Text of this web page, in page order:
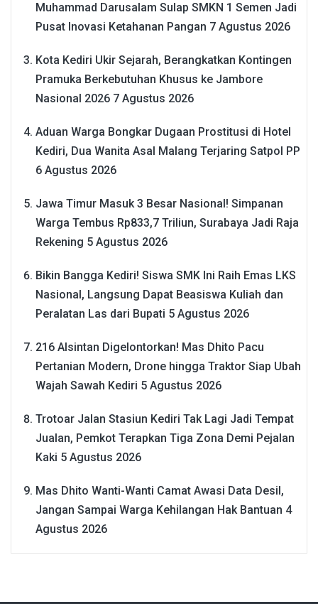
Muhammad Darusalam Sulap SMKN 1 Semen Jadi
Pusat Inovasi Ketahanan Pangan 7 Agustus 2026
Kota Kediri Ukir Sejarah, Berangkatkan Kontingen
Pramuka Berkebutuhan Khusus ke Jambore
Nasional 2026 7 Agustus 2026
Aduan Warga Bongkar Dugaan Prostitusi di Hotel
Kediri, Dua Wanita Asal Malang Terjaring Satpol PP
6 Agustus 2026
Jawa Timur Masuk 3 Besar Nasional! Simpanan
Warga Tembus Rp833,7 Triliun, Surabaya Jadi Raja
Rekening 5 Agustus 2026
Bikin Bangga Kediri! Siswa SMK Ini Raih Emas LKS
Nasional, Langsung Dapat Beasiswa Kuliah dan
Peralatan Las dari Bupati 5 Agustus 2026
216 Alsintan Digelontorkan! Mas Dhito Pacu
Pertanian Modern, Drone hingga Traktor Siap Ubah
Wajah Sawah Kediri 5 Agustus 2026
Trotoar Jalan Stasiun Kediri Tak Lagi Jadi Tempat
Jualan, Pemkot Terapkan Tiga Zona Demi Pejalan
Kaki 5 Agustus 2026
Mas Dhito Wanti-Wanti Camat Awasi Data Desil,
Jangan Sampai Warga Kehilangan Hak Bantuan 4
Agustus 2026